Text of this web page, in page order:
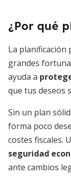
¿Por qué
La planificación
grandes
ayuda a
que tus deseos
Sin un plan
forma poco
costes fiscales.
seguridad
ante cambios